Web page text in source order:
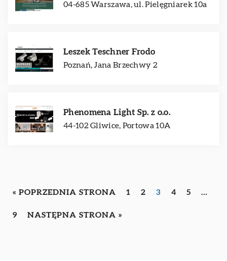
04-685 Warszawa, ul. Pielęgniarek 10a
Leszek Teschner Frodo
Poznań, Jana Brzechwy 2
Phenomena Light Sp. z o.o.
44-102 Gliwice, Portowa 10A
« POPRZEDNIA STRONA 1 2 3 4 5 …
9 NASTĘPNA STRONA »